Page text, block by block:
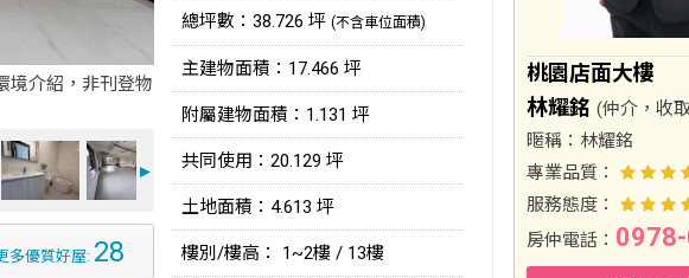
境介紹，非刊登物
►
多優質好屋: 28
總坪數：38.726 坪 (不含車位面積)
主建物面積：17.466 坪
附屬建物面積：1.131 坪
共同使用：20.129 坪
土地面積：4.613 坪
樓別/樓高： 1~2樓 / 13樓
桃園店面大樓
林耀銘 (仲介，收
暱稱： 林耀銘
專業品質：
服務態度：
房仲電話：